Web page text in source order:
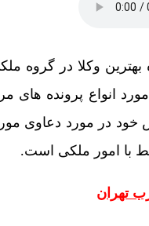
وکلا در گروه
انواع پرونده های
خود در مورد دعاوی
با امور ملکی است.
تهران